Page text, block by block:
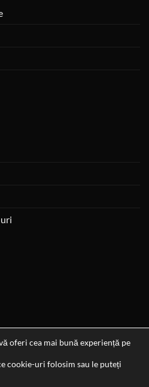
al stocului si ale preturilor: 29-12-
oferi cea mai bună experiență pe
cookie-uri folosim sau le puteți